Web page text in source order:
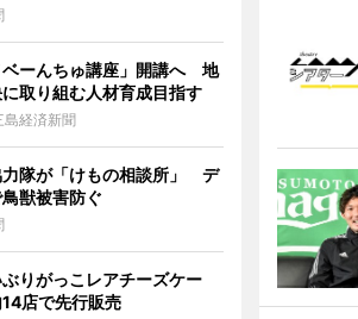
ベーんちゅ講座」開講へ 地
取り組む人材育成目指す
経済新聞
力隊が「けもの相談所」 デ
獣被害防ぐ
りがっこレアチーズケー
店で先行販売